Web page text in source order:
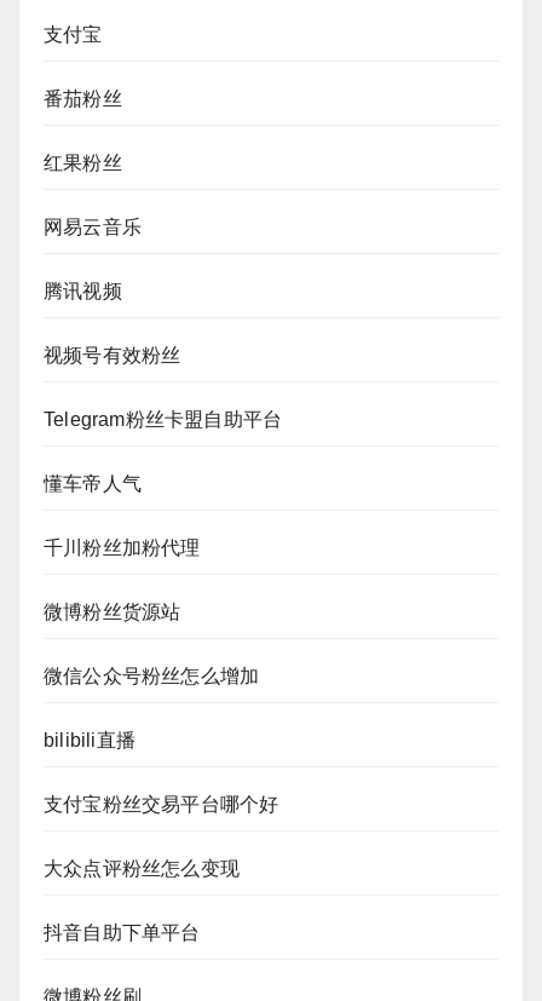
支付宝
番茄粉丝
红果粉丝
网易云音乐
腾讯视频
视频号有效粉丝
Telegram粉丝卡盟自助平台
懂车帝人气
千川粉丝加粉代理
微博粉丝货源站
微信公众号粉丝怎么增加
bilibili直播
支付宝粉丝交易平台哪个好
大众点评粉丝怎么变现
抖音自助下单平台
微博粉丝刷